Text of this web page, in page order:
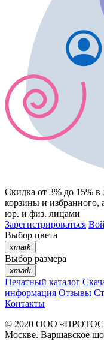
Скидка от 3% до 15% в
корзины и избранного,
юр. и физ. лицами
Зарегистрироваться
Выбор цвета
xmark
Выбор размера
xmark
Печатный каталог
информация Отзывы
Контакты
© 2020 ООО «ПРОТОС
Москве. Варшавское